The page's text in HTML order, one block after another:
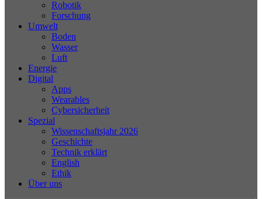
Robotik
Forschung
Umwelt
Boden
Wasser
Luft
Energie
Digital
Apps
Wearables
Cybersicherheit
Spezial
Wissenschaftsjahr 2026
Geschichte
Technik erklärt
English
Ethik
Über uns